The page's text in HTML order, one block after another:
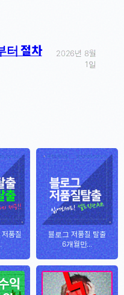
터 절차
2026년 8월
1일
품질
블로그 저품질 탈출
6개월만...